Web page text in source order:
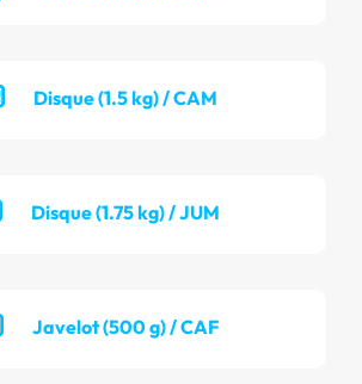
Disque (1.5 kg) / CAM
Disque (1.75 kg) / JUM
Javelot (500 g) / CAF